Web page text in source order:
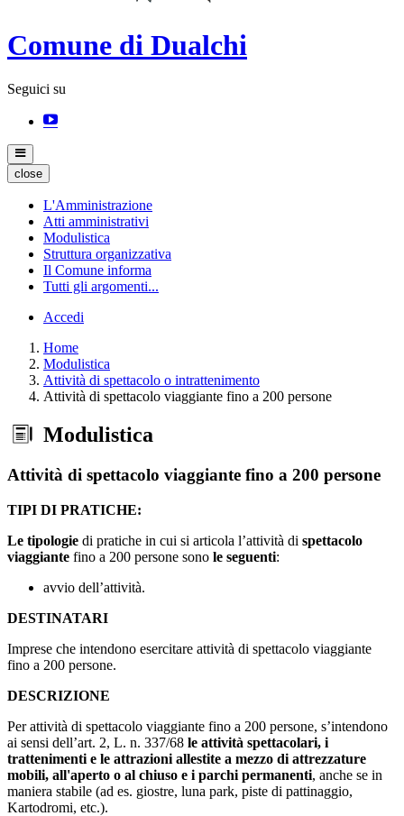
Comune di Dualchi
Seguici su
close
L'Amministrazione
Atti amministrativi
Modulistica
Struttura organizzativa
Il Comune informa
Tutti gli argomenti...
Accedi
Home
Modulistica
Attività di spettacolo o intrattenimento
Attività di spettacolo viaggiante fino a 200 persone
Modulistica
Attività di spettacolo viaggiante fino a 200 persone
TIPI DI PRATICHE:
Le tipologie di pratiche in cui si articola l’attività di spettacolo
viaggiante fino a 200 persone sono le seguenti:
avvio dell’attività.
DESTINATARI
Imprese che intendono esercitare attività di spettacolo viaggiante
fino a 200 persone.
DESCRIZIONE
Per attività di spettacolo viaggiante fino a 200 persone, s’intendono
ai sensi dell’art. 2, L. n. 337/68 le attività spettacolari, i
trattenimenti e le attrazioni allestite a mezzo di attrezzature
mobili, all'aperto o al chiuso e i parchi permanenti, anche se in
maniera stabile (ad es. giostre, luna park, piste di pattinaggio,
Kartodromi, etc.).